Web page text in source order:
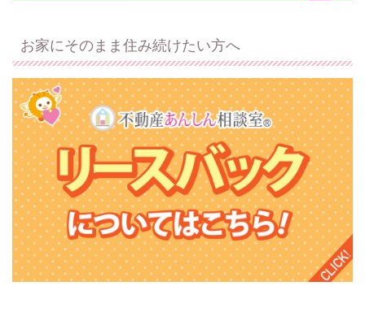
お家にそのまま住み続けたい方へ